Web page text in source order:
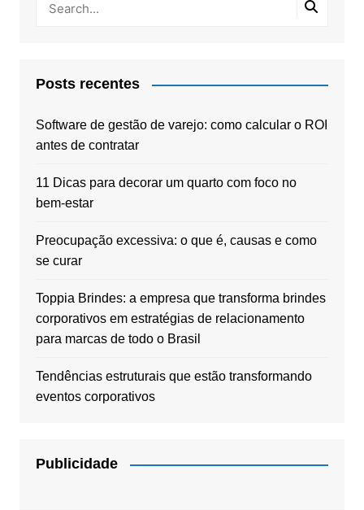
Posts recentes
Software de gestão de varejo: como calcular o ROI
antes de contratar
11 Dicas para decorar um quarto com foco no
bem-estar
Preocupação excessiva: o que é, causas e como
se curar
Toppia Brindes: a empresa que transforma brindes
corporativos em estratégias de relacionamento
para marcas de todo o Brasil
Tendências estruturais que estão transformando
eventos corporativos
Publicidade